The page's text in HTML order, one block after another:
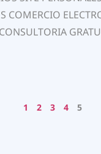
COMERCIO
1 2 3 4 5